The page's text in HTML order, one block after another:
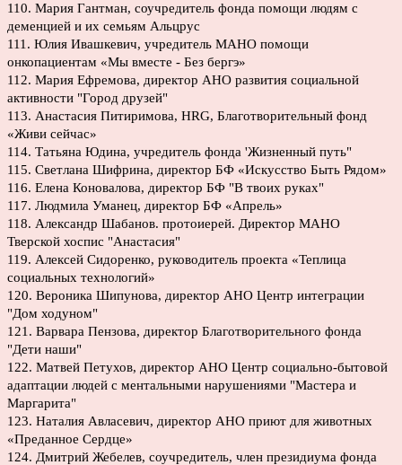
110. Мария Гантман, соучредитель фонда помощи людям с
деменцией и их семьям Альцрус
111. Юлия Ивашкевич, учредитель МАНО помощи
онкопациентам «Мы вместе - Без бергэ»
112. Мария Ефремова, директор АНО развития социальной
активности "Город друзей"
113. Анастасия Питиримова, HRG, Благотворительный фонд
«Живи сейчас»
114. Татьяна Юдина, учредитель фонда 'Жизненный путь"
115. Светлана Шифрина, директор БФ «Искусство Быть Рядом»
116. Елена Коновалова, директор БФ "В твоих руках"
117. Людмила Уманец, директор БФ «Апрель»
118. Александр Шабанов. протоиерей. Директор МАНО
Тверской хоспис "Анастасия"
119. Алексей Сидоренко, руководитель проекта «Теплица
социальных технологий»
120. Вероника Шипунова, директор АНО Центр интеграции
"Дом ходуном"
121. Варвара Пензова, директор Благотворительного фонда
"Дети наши"
122. Матвей Петухов, директор АНО Центр социально-бытовой
адаптации людей с ментальными нарушениями "Мастера и
Маргарита"
123. Наталия Авласевич, директор АНО приют для животных
«Преданное Сердце»
124. Дмитрий Жебелев, соучредитель, член президиума фонда